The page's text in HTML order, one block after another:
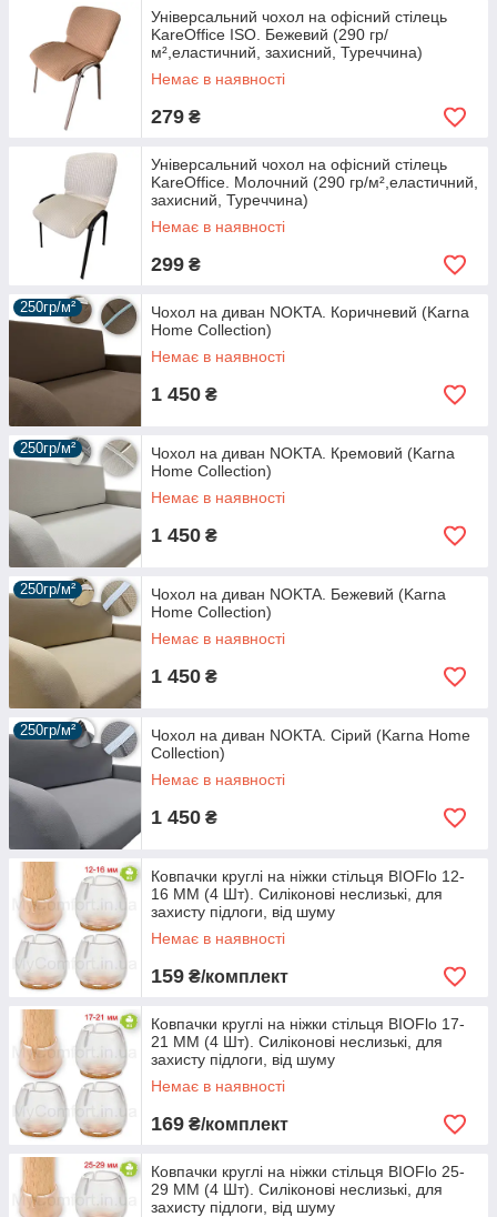
Універсальний чохол на офісний стілець
KareOffice ISO. Бежевий (290 гр/
м²,еластичний, захисний, Туреччина)
Немає в наявності
279 ₴
Універсальний чохол на офісний стілець
KareOffice. Молочний (290 гр/м²,еластичний,
захисний, Туреччина)
Немає в наявності
299 ₴
250гр/м²
Чохол на диван NOKTA. Коричневий (Karna
Home Collection)
Немає в наявності
1 450 ₴
250гр/м²
Чохол на диван NOKTA. Кремовий (Karna
Home Collection)
Немає в наявності
1 450 ₴
250гр/м²
Чохол на диван NOKTA. Бежевий (Karna
Home Collection)
Немає в наявності
1 450 ₴
250гр/м²
Чохол на диван NOKTA. Сірий (Karna Home
Collection)
Немає в наявності
1 450 ₴
Ковпачки круглі на ніжки стільця BIOFlo 12-
16 ММ (4 Шт). Силіконові неслизькі, для
захисту підлоги, від шуму
Немає в наявності
159 ₴/комплект
Ковпачки круглі на ніжки стільця BIOFlo 17-
21 ММ (4 Шт). Силіконові неслизькі, для
захисту підлоги, від шуму
Немає в наявності
169 ₴/комплект
Ковпачки круглі на ніжки стільця BIOFlo 25-
29 ММ (4 Шт). Силіконові неслизькі, для
захисту підлоги, від шуму